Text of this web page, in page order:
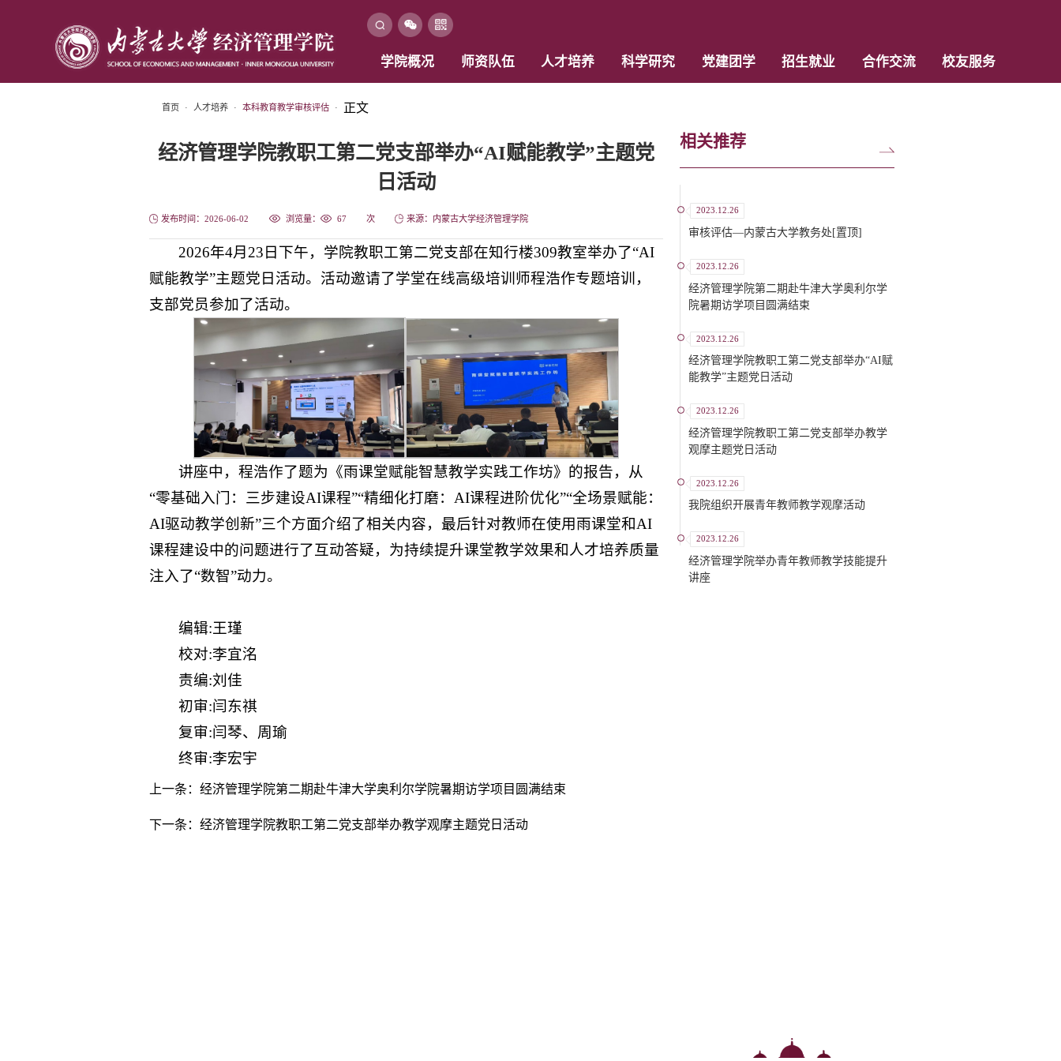
学院概况 师资队伍 人才培养 科学研究 党建团学 招生就业 合作交流 校友服务
首页 · 人才培养 · 本科教育教学审核评估 · 正文
经济管理学院教职工第二党支部举办“AI赋能教学”主题党
日活动
发布时间：2026-06-02 浏览量： 67 次 来源：内蒙古大学经济管理学院
2026年4月23日下午，学院教职工第二党支部在知行楼309教室举办了“AI
赋能教学”主题党日活动。活动邀请了学堂在线高级培训师程浩作专题培训，
支部党员参加了活动。
讲座中，程浩作了题为《雨课堂赋能智慧教学实践工作坊》的报告，从
“零基础入门：三步建设AI课程”“精细化打磨：AI课程进阶优化”“全场景赋能：
AI驱动教学创新”三个方面介绍了相关内容，最后针对教师在使用雨课堂和AI
课程建设中的问题进行了互动答疑，为持续提升课堂教学效果和人才培养质量
注入了“数智”动力。
编辑:王瑾
校对:李宜洺
责编:刘佳
初审:闫东祺
复审:闫琴、周瑜
终审:李宏宇
上一条： 经济管理学院第二期赴牛津大学奥利尔学院暑期访学项目圆满结束
下一条： 经济管理学院教职工第二党支部举办教学观摩主题党日活动
相关推荐
2023.12.26
审核评估—内蒙古大学教务处[置顶]
2023.12.26
经济管理学院第二期赴牛津大学奥利尔学
院暑期访学项目圆满结束
2023.12.26
经济管理学院教职工第二党支部举办“AI赋
能教学”主题党日活动
2023.12.26
经济管理学院教职工第二党支部举办教学
观摩主题党日活动
2023.12.26
我院组织开展青年教师教学观摩活动
2023.12.26
经济管理学院举办青年教师教学技能提升
讲座